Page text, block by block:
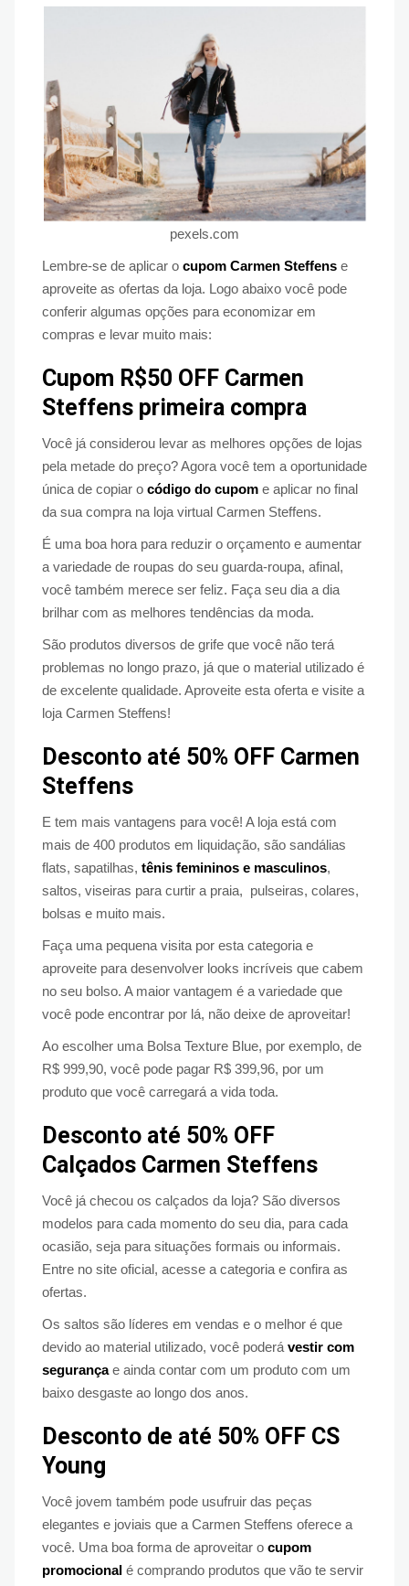
pexels.com
Lembre-se de aplicar o cupom Carmen Steffens e
aproveite as ofertas da loja. Logo abaixo você pode
conferir algumas opções para economizar em
compras e levar muito mais:
Cupom R$50 OFF Carmen
Steffens primeira compra
Você já considerou levar as melhores opções de lojas
pela metade do preço? Agora você tem a oportunidade
única de copiar o código do cupom e aplicar no final
da sua compra na loja virtual Carmen Steffens.
É uma boa hora para reduzir o orçamento e aumentar
a variedade de roupas do seu guarda-roupa, afinal,
você também merece ser feliz. Faça seu dia a dia
brilhar com as melhores tendências da moda.
São produtos diversos de grife que você não terá
problemas no longo prazo, já que o material utilizado é
de excelente qualidade. Aproveite esta oferta e visite a
loja Carmen Steffens!
Desconto até 50% OFF Carmen
Steffens
E tem mais vantagens para você! A loja está com
mais de 400 produtos em liquidação, são sandálias
flats, sapatilhas, tênis femininos e masculinos,
saltos, viseiras para curtir a praia, pulseiras, colares,
bolsas e muito mais.
Faça uma pequena visita por esta categoria e
aproveite para desenvolver looks incríveis que cabem
no seu bolso. A maior vantagem é a variedade que
você pode encontrar por lá, não deixe de aproveitar!
Ao escolher uma Bolsa Texture Blue, por exemplo, de
R$ 999,90, você pode pagar R$ 399,96, por um
produto que você carregará a vida toda.
Desconto até 50% OFF
Calçados Carmen Steffens
Você já checou os calçados da loja? São diversos
modelos para cada momento do seu dia, para cada
ocasião, seja para situações formais ou informais.
Entre no site oficial, acesse a categoria e confira as
ofertas.
Os saltos são líderes em vendas e o melhor é que
devido ao material utilizado, você poderávestir com
segurançae ainda contar com um produto com um
baixo desgaste ao longo dos anos.
Desconto de até 50% OFF CS
Young
Você jovem também pode usufruir das peças
elegantes e joviais que a Carmen Steffens oferece a
você. Uma boa forma de aproveitar o cupom
promocional é comprando produtos que vão te servir